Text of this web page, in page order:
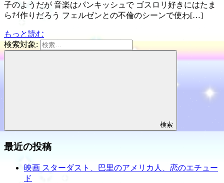
子のようだが 音楽はパンキッシュで ゴスロリ好きにはたま
らﾅｲ作りだろう フェルゼンとの不倫のシーンで使わ[…]
もっと読む
検索対象:
検索
最近の投稿
映画 スターダスト、巴里のアメリカ人、恋のエチュー
ド